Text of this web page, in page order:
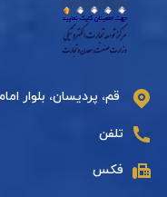
قم، پردیسان، بلوار
تلفن
فکس